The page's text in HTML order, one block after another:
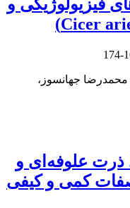
فیزیولوژیکی و
جهانسوز،
علوفه‌ای و
کمی و کیفی